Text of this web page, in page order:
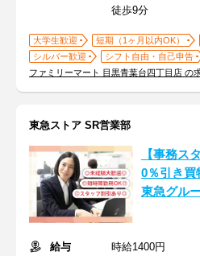
徒歩9分
大学生歓迎 短期（1ヶ月以内OK）
シルバー歓迎
シフト自由・自己申告
ファミリーマート 目黒青葉台四丁目店 の
東急ストア SR営業部
【事務ス
0％引き
東急グル
給与
時給1400円